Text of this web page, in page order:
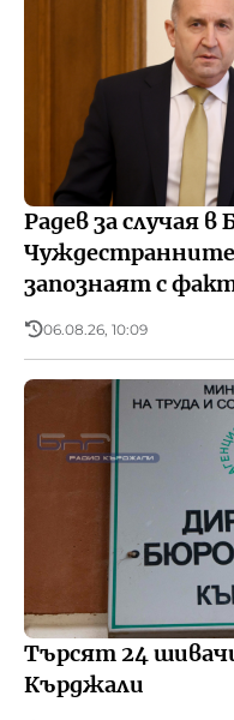
Радев за случая в
запознаят с
06.08.26, 10:09
Търсят 24
Кърджали